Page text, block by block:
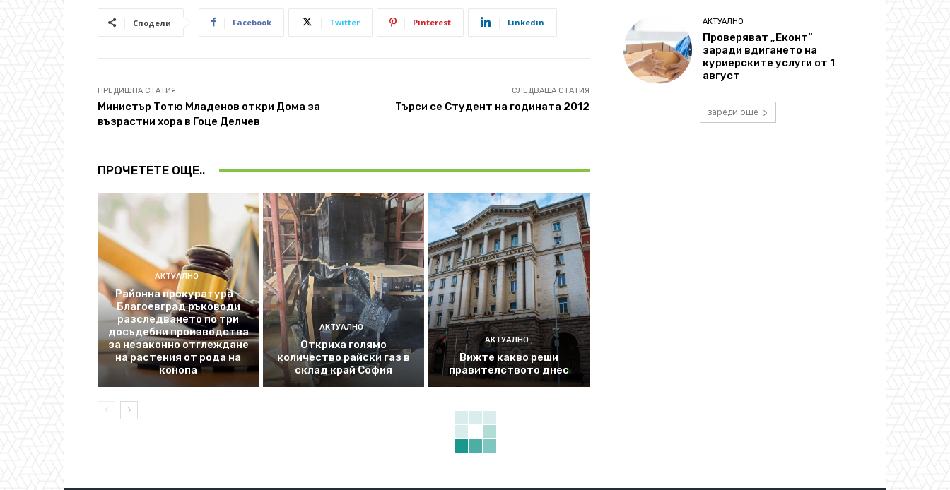
Сподели Facebook Twitter Pinterest Linkedin
ПРЕДИШНА СТАТИЯ
Министър Тотю Младенов откри Дома за
възрастни хора в Гоце Делчев
СЛЕДВАЩА СТАТИЯ
Търси се Студент на годината 2012
ПРОЧЕТЕТЕ ОЩЕ..
АКТУАЛНО
Районна прокуратура –
Благоевград ръководи
разследването по три
досъдебни производства
за незаконно отглеждане
на растения от рода на
конопа
АКТУАЛНО
Откриха голямо
количество райски газ в
склад край София
АКТУАЛНО
Вижте какво реши
правителството днес
АКТУАЛНО
Проверяват „Еконт“
заради вдигането на
куриерските услуги от 1
август
зареди още